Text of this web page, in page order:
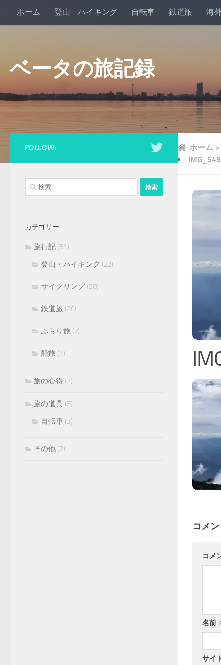
ホーム 登山・ハイキング 自転車 鉄道旅 海
ベータの旅記録
ホーム >
コメ
コメ
名前
サイ
FOLLOW:
検
索:
カテゴリー
旅行記 (81)
登山・ハイキング (22)
サイクリング (30)
鉄道旅 (20)
ぶらり旅 (7)
船旅 (1)
旅の心得 (2)
旅の道具 (3)
自転車 (3)
その他 (2)